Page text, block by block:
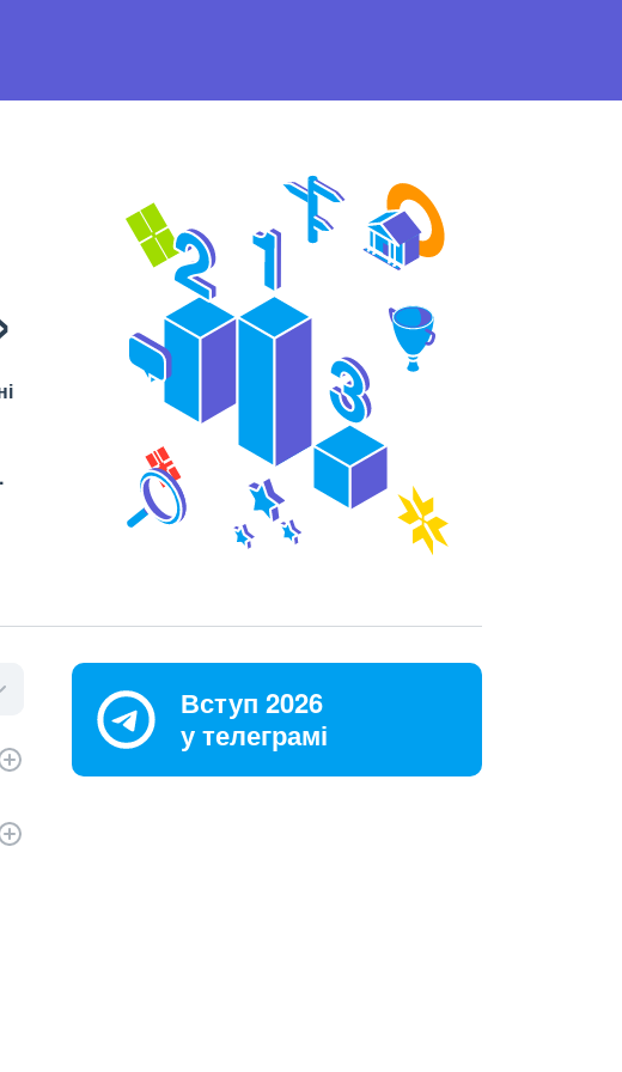
Вступ 2026
у телеграмі